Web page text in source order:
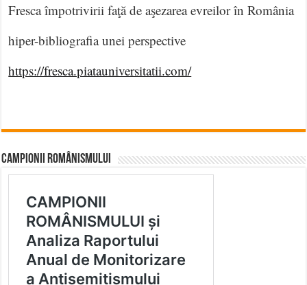
Fresca împotrivirii faţă de aşezarea evreilor în România
hiper-bibliografia unei perspective
https://fresca.piatauniversitatii.com/
CAMPIONII ROMÂNISMULUI